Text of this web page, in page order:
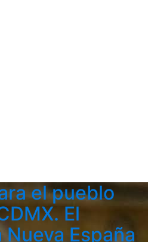
el pueblo
El
España